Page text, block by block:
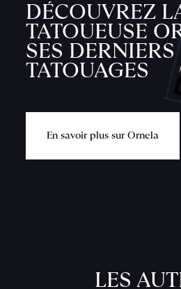
DÉCOUVREZ
TATOUEUSE
SES DERNIERS
TATOUAGES
En savoir plus sur Ornela
LES